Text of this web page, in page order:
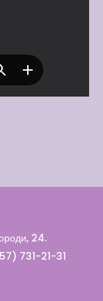
далі
24.
731-21-31